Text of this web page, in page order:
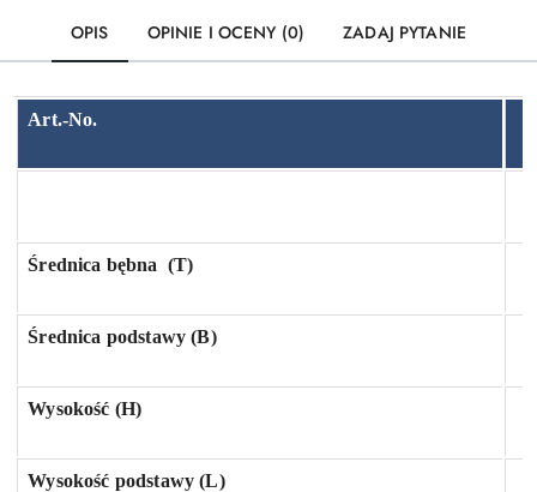
OPIS OPINIE I OCENY (0) ZADAJ PYTANIE
Art.-No.
Średnica bębna (T)
Średnica podstawy (B)
Wysokość (H)
Wysokość podstawy (L)